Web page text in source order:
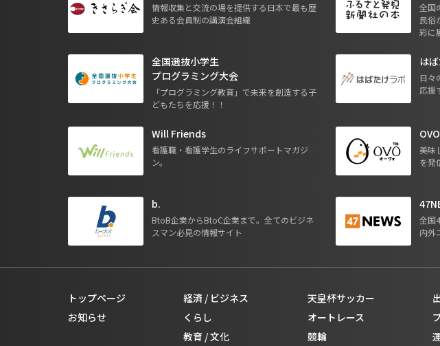
情報収集と交流の場を提供する日本で最も歴
史ある会員制の講演会組織
全国
民俗
彩に
全国選抜小学生
プログラミング大会
「プログラミング教育」で未来を創造する子
どもたちを応援！！
は
日々
応援
Will Friends
看護職・看護学生のライフサポートマガジ
ン。
OVO
美味
を発
b.
BtoB企業からBtoC企業まで。全てのビジネ
スマン必見の情報サイト
全国
内外
トップページ
お知らせ
経済 / ビジネス
くらし
教育 / 文化
天皇杯サッカー
オートレース
競輪